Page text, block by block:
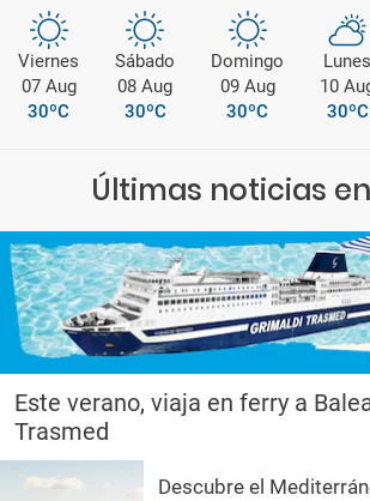
Viernes
07 Aug
30ºC
Sábado
08 Aug
30ºC
Domingo
09 Aug
30ºC
Lunes
10
30ºC
Últimas noticias
Este verano, viaja en ferry a
Trasmed
Descubre el